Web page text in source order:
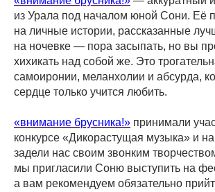
из Урала под началом юной Сони. Её
на личные истории, рассказанные
на ночевке — пора засыпать, но вы
хихикать над собой же. Это
самоиронии, меланхолии и абсурда,
сердце только учится любить.
«внимание брусника!» принимали
конкурсе «Дикорастущая музыка» и
задели нас своим звонким
мы пригласили Соню выступить на
а вам рекомендуем обязательно